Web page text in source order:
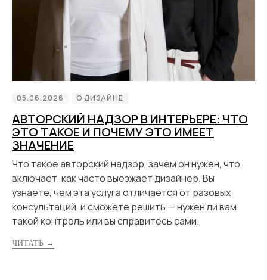
05.06.2026 О ДИЗАЙНЕ
АВТОРСКИЙ НАДЗОР В ИНТЕРЬЕРЕ: ЧТО
ЭТО ТАКОЕ И ПОЧЕМУ ЭТО ИМЕЕТ
ЗНАЧЕНИЕ
Что такое авторский надзор, зачем он нужен, что
включает, как часто выезжает дизайнер. Вы
узнаете, чем эта услуга отличается от разовых
консультаций, и сможете решить — нужен ли вам
такой контроль или вы справитесь сами.
ЧИТАТЬ →